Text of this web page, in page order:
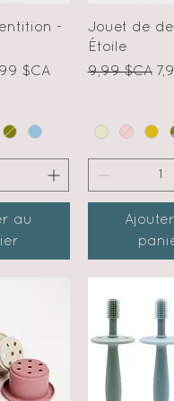
-
promotionnel
$CA
au
Aperçu
Jouet de
Étoile
Prix original
9,99 $CA